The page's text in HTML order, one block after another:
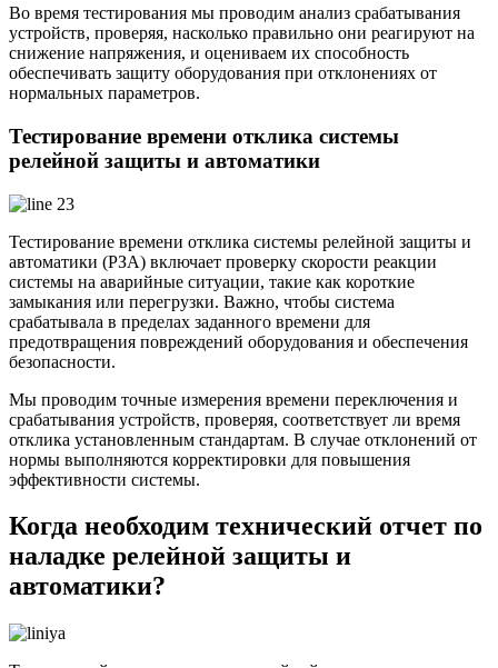
Во время тестирования мы проводим анализ срабатывания
устройств, проверяя, насколько правильно они реагируют на
снижение напряжения, и оцениваем их способность
обеспечивать защиту оборудования при отклонениях от
нормальных параметров.
Тестирование времени отклика системы
релейной защиты и автоматики
Тестирование времени отклика системы релейной защиты и
автоматики (РЗА) включает проверку скорости реакции
системы на аварийные ситуации, такие как короткие
замыкания или перегрузки. Важно, чтобы система
срабатывала в пределах заданного времени для
предотвращения повреждений оборудования и обеспечения
безопасности.
Мы проводим точные измерения времени переключения и
срабатывания устройств, проверяя, соответствует ли время
отклика установленным стандартам. В случае отклонений от
нормы выполняются корректировки для повышения
эффективности системы.
Когда необходим технический отчет по
наладке релейной защиты и
автоматики?